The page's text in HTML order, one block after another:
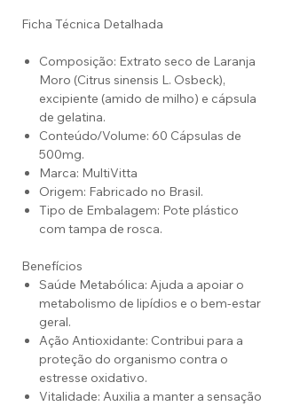
Ficha Técnica Detalhada
Composição: Extrato seco de Laranja
Moro (Citrus sinensis L. Osbeck),
excipiente (amido de milho) e cápsula
de gelatina.
Conteúdo/Volume: 60 Cápsulas de
500mg.
Marca: MultiVitta
Origem: Fabricado no Brasil.
Tipo de Embalagem: Pote plástico
com tampa de rosca.
Benefícios
Saúde Metabólica: Ajuda a apoiar o
metabolismo de lipídios e o bem-estar
geral.
Ação Antioxidante: Contribui para a
proteção do organismo contra o
estresse oxidativo.
Vitalidade: Auxilia a manter a sensação